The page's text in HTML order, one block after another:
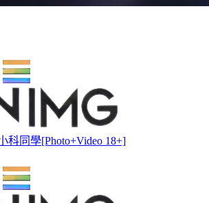
科同學[Photo+Video 18+]